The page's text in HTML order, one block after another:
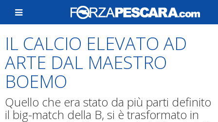
IL CALCIO ELEVATO AD
ARTE DAL MAESTRO
BOEMO
Quello che era stato da più parti definito
il big-match della B, si è trasformato in